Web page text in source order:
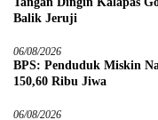
Balik Jeruji
06/08/2026
BPS: Penduduk Miskin
150,60 Ribu Jiwa
06/08/2026